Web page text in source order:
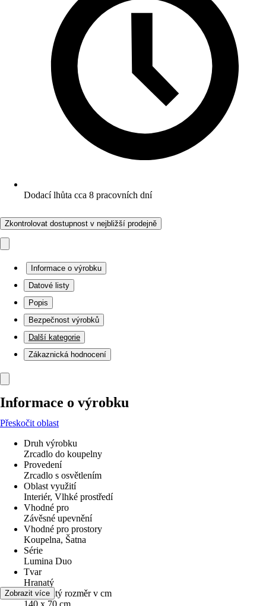
Dodací lhůta cca 8 pracovních dní
Zkontrolovat dostupnost v nejbližší prodejně
Informace o výrobku
Datové listy
Popis
Bezpečnost výrobků
Další kategorie
Zákaznická hodnocení
Informace o výrobku
Přeskočit oblast
Druh výrobku
Zrcadlo do koupelny
Provedení
Zrcadlo s osvětlením
Oblast využití
Interiér, Vlhké prostředí
Vhodné pro
Závěsné upevnění
Vhodné pro prostory
Koupelna, Šatna
Série
Lumina Duo
Tvar
Hranatý
Jmenovitý rozměr v cm
140 x 70 cm
Zobrazit více